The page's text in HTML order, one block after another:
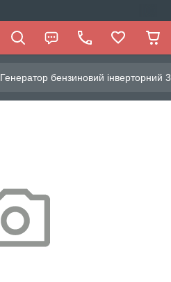
Генератор бензиновий інверторний